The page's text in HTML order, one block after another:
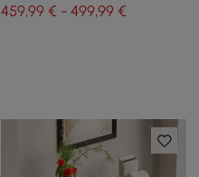
459,99 € - 499,99 €